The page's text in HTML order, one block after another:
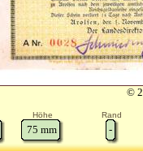
©
Höhe Rand
75 mm -